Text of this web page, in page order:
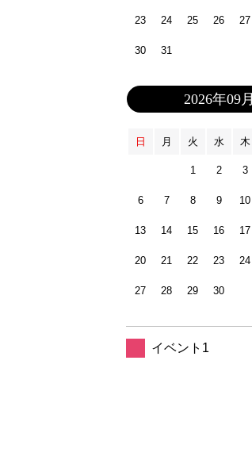
23 24 25 26 27
30 31
2026年09月
日 月 火 水 木
1 2 3
6 7 8 9 10
13 14 15 16 17
20 21 22 23 24
27 28 29 30
イベント1